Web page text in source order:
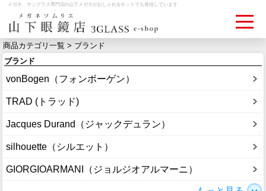
メガネ、サングラス専門店の山下メガネがおしゃれをネットでも発信しています
ログイン お買いものカゴ
お問い合わせ
メディア情報
MEDIA
商品カテゴリ一覧 > ブランド
ブランド
vonBogen（フォンボーゲン）
TRAD (トラッド)
Jacques Durand（ジャックデュラン）
silhouette（シルエット）
GIORGIOARMANI（ジョルジオアルマーニ）